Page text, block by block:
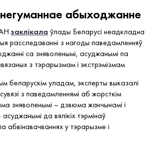
негуманнае абыходжанне
заклікала ўлады Беларусі неадкладна
расследаванні з нагоды паведамленняў
са зняволенымі, асуджанымі па
з тэрарызмам і экстрэмізмам.
беларускім уладам, эксперты выказалі
з паведамленнямі аб жорсткім
зняволенымі – дзвюма жанчынамі і
да вялікіх тэрмінаў
абвінавачваннях у тэрарызме і